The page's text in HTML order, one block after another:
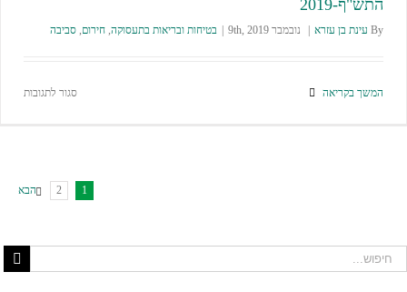
התש"ף-2019
עינת בן עזרא | נובמבר 9th, 2019 | בטיחות ובריאות בתעסוקה,חירום,סביבה
המשך בקריאה סגור לתגובות
הבא